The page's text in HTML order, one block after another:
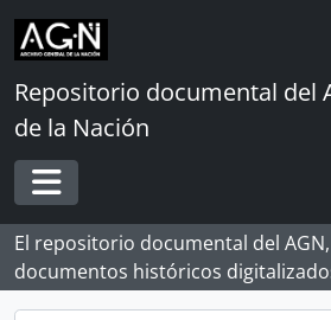
Skip to main content
Repositorio documental del
de la Nación
Toggle navigation
El repositorio documental del
documentos históricos